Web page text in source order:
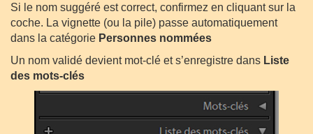
Si le nom suggéré est correct, confirmez en cliquant sur la
coche. La vignette (ou la pile) passe automatiquement
dans la catégorie Personnes nommées
Un nom validé devient mot-clé et s’enregistre dans Liste
des mots-clés